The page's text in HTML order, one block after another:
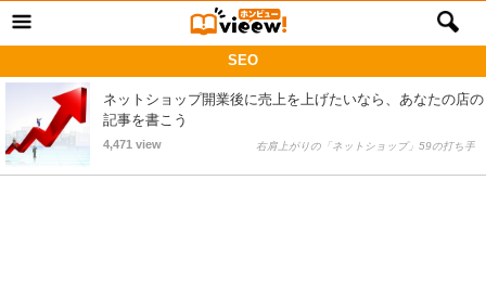
SEO
ネットショップ開業後に売上を上げたいなら、あなたの店の
記事を書こう
4,471 view 右肩上がりの「ネットショップ」59の打ち手